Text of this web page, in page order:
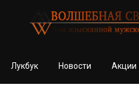
Лукбук Новости Акции